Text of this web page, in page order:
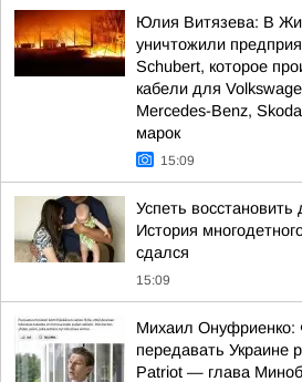
Юлия Витязева: В
уничтожили
Schubert, которое
кабели для
Mercedes-Benz,
марок
15:09
Успеть
История
сдался
15:09
Михаил Онуфриенко:
передавать Украине
Patriot — глава